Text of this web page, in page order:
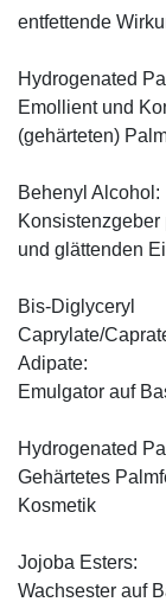
entfettende
Hydrogenated
Emollient und
(gehärteten)
Behenyl Alcohol:
und glättenden
Bis-Diglyceryl
Caprylate/
Adipate:
Emulgator auf
Hydrogenated
Gehärtetes
Kosmetik
Jojoba Esters:
Wachsester auf